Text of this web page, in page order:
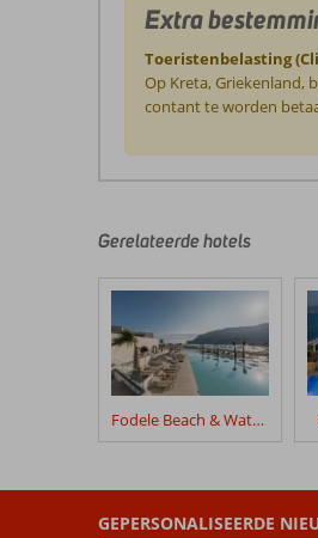
Extra
Toeristenbelasting
Op Kreta, Griekenland,
contant te worden
door
klanten
na
hun
verblijf
Out
Resort
Gerelateerde hotels
Fodele Beach & Water Park Holiday Resort
GEPERSONALISEERDE